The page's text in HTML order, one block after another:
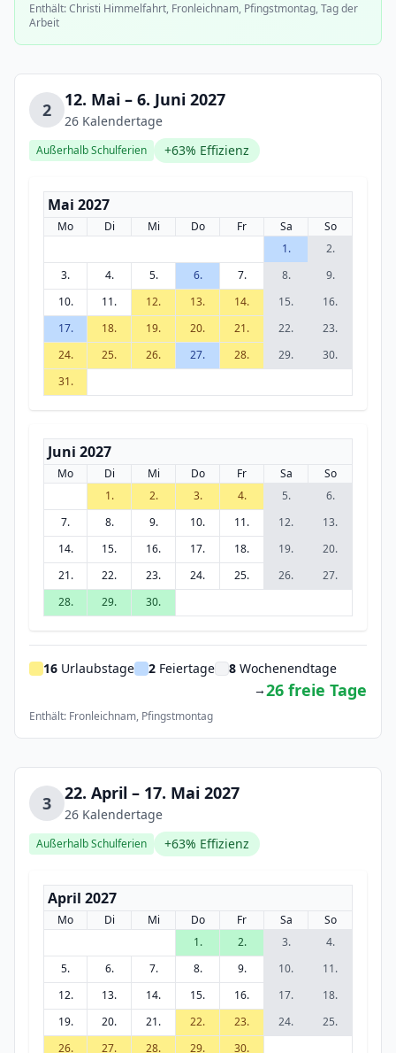
Enthält: Christi Himmelfahrt, Fronleichnam, Pfingstmontag, Tag der
Arbeit
2 12. Mai – 6. Juni 2027
26 Kalendertage
Außerhalb Schulferien +63% Effizienz
Mai 2027
Mo Di Mi Do Fr Sa
So
1.
2.
3.
4. 5. 6. 7. 8.
9.
10.
11. 12. 13. 14. 15.
16.
17.
18. 19. 20. 21. 22.
23.
24.
25. 26. 27. 28. 29.
30.
31.
Juni 2027
Mo Di Mi Do Fr Sa
So
1.
2. 3. 4. 5.
6.
7.
8. 9. 10. 11. 12.
13.
14.
15. 16. 17. 18. 19.
20.
21.
22. 23. 24. 25. 26.
27.
28.
29. 30.
16 Urlaubstage 2 Feiertage 8 Wochenendtage
→26 freie Tage
Enthält: Fronleichnam, Pfingstmontag
3 22. April – 17. Mai 2027
26 Kalendertage
Außerhalb Schulferien +63% Effizienz
April 2027
Mo Di Mi Do Fr Sa
So
1.
2. 3.
4.
5.
6. 7. 8. 9. 10.
11.
12.
13. 14. 15. 16. 17.
18.
19.
20. 21. 22. 23. 24.
25.
26.
27. 28. 29. 30.